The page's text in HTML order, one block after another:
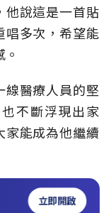
他說這是一首貼
唱多次，希望能
醫療人員的堅
不斷浮現出家
家能成為他繼續
立即開啟